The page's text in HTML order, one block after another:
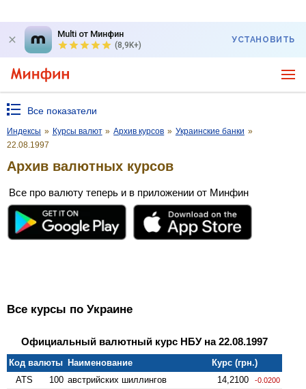
Multi от Минфин
(8,9K+)
УСТАНОВИТЬ
Все показатели
Индексы » Курсы валют » Архив курсов » Украинские банки »
22.08.1997
Архив валютных курсов
Все про валюту теперь и в приложении от Минфин
Все курсы по Украине
Официальный валютный курс НБУ на 22.08.1997
Код валюты Наименование
Курс (грн.)
ATS
100 австрийских шиллингов 14,2100 -0.0200